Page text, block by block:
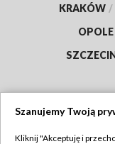
KRAKÓW /
OPOLE
Szanujemy Twoją
Kliknij "Akceptuję i